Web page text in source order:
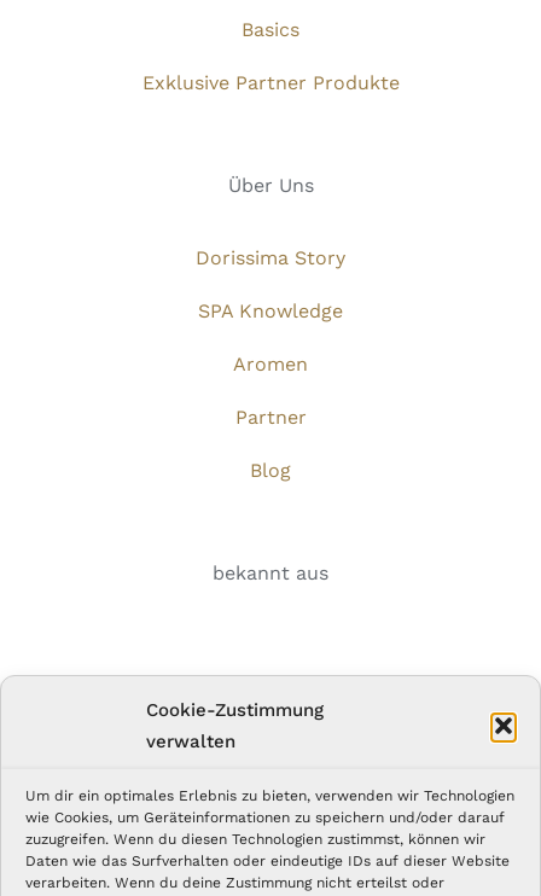
Cookie-Zustimmung
verwalten
Um dir ein optimales Erlebnis zu bieten, verwenden wir Technologien
wie Cookies, um Geräteinformationen zu speichern und/oder darauf
zuzugreifen. Wenn du diesen Technologien zustimmst, können wir
Daten wie das Surfverhalten oder eindeutige IDs auf dieser Website
verarbeiten. Wenn du deine Zustimmung nicht erteilst oder
Basics
Exklusive Partner Produkte
Über Uns
Dorissima Story
SPA Knowledge
Aromen
Partner
Blog
bekannt aus
HIER EINLOGGEN